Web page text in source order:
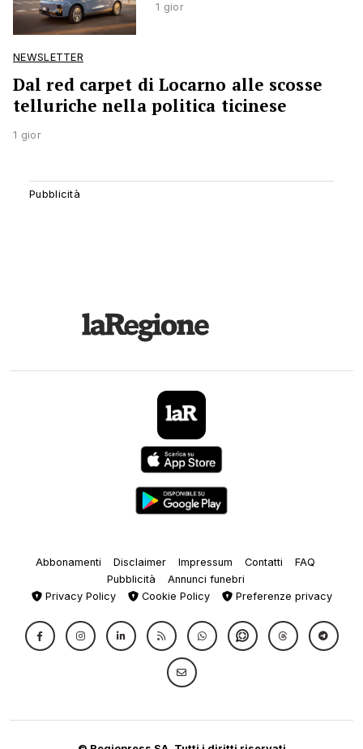
1 gior
NEWSLETTER
Dal red carpet di Locarno alle scosse
telluriche nella politica ticinese
1 gior
Abbonamenti Disclaimer Impressum Contatti
FAQ
Pubblicità
Annunci funebri
Privacy Policy
Cookie Policy Preferenze privacy